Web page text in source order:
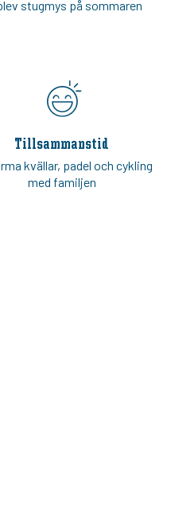
stugmys på sommaren
Tillsammanstid
kvällar, padel och cykling
med familjen